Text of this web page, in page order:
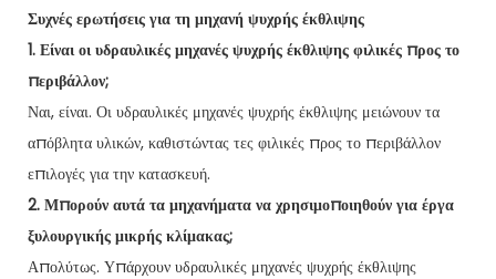
Συχνές ερωτήσεις για τη μηχανή ψυχρής έκθλιψης
1. Είναι οι υδραυλικές μηχανές ψυχρής έκθλιψης φιλικές προς το
περιβάλλον;
Ναι, είναι. Οι υδραυλικές μηχανές ψυχρής έκθλιψης μειώνουν τα
απόβλητα υλικών, καθιστώντας τες φιλικές προς το περιβάλλον
επιλογές για την κατασκευή.
2. Μπορούν αυτά τα μηχανήματα να χρησιμοποιηθούν για έργα
ξυλουργικής μικρής κλίμακας;
Απολύτως. Υπάρχουν υδραυλικές μηχανές ψυχρής έκθλιψης